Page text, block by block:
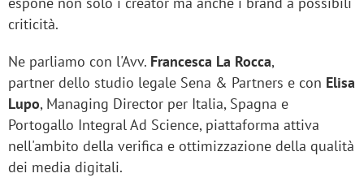
criticità.
Ne parliamo con l'Avv. Francesca La Rocca,
partner dello studio legale Sena & Partners e con Elisa
Lupo, Managing Director per Italia, Spagna e
Portogallo Integral Ad Science, piattaforma attiva
nell'ambito della verifica e ottimizzazione della qualità
dei media digitali.